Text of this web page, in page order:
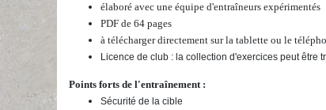
élaboré avec une équipe d'entraîneurs expérimentés
PDF de 64 pages
à télécharger directement sur la tablette ou le
Licence de club : la collection d'exercices peut être
Points forts de l'entraînement :
Sécurité de la cible